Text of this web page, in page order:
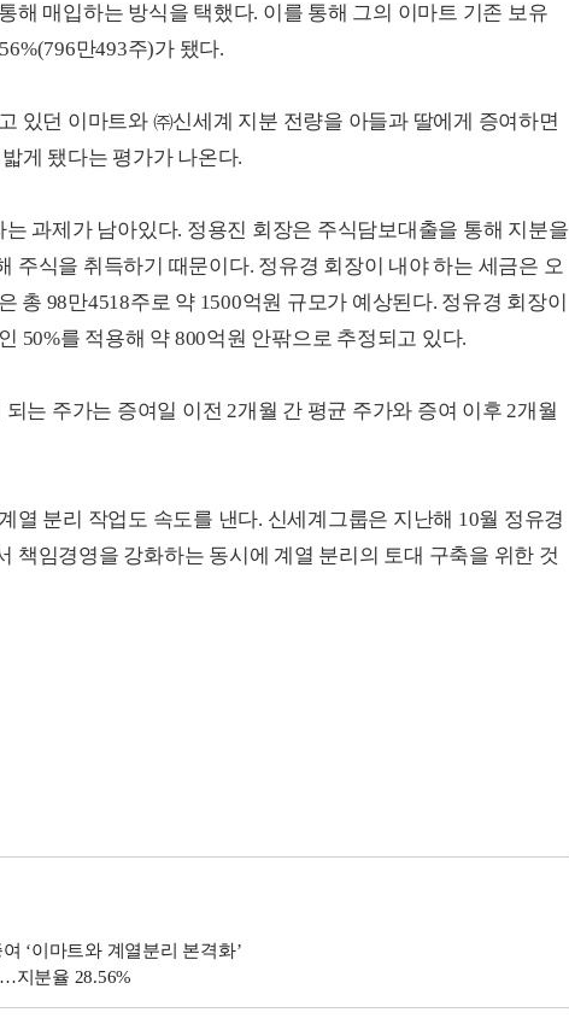
해 매입하는 방식을 택했다. 이를 통해 그의 이마트 기존 보유
만493주)가 됐다.
있던 이마트와 ㈜신세계 지분 전량을 아들과 딸에게 증여하면
게 됐다는 평가가 나온다.
는 과제가 남아있다. 정용진 회장은 주식담보대출을 통해 지분을
주식을 취득하기 때문이다. 정유경 회장이 내야 하는 세금은 오
총 98만4518주로 약 1500억원 규모가 예상된다. 정유경 회장이
50%를 적용해 약 800억원 안팎으로 추정되고 있다.
는 주가는 증여일 이전 2개월 간 평균 주가와 증여 이후 2개월
열 분리 작업도 속도를 낸다. 신세계그룹은 지난해 10월 정유경
책임경영을 강화하는 동시에 계열 분리의 토대 구축을 위한 것
‘이마트와 계열분리 본격화’
지분율 28.56%